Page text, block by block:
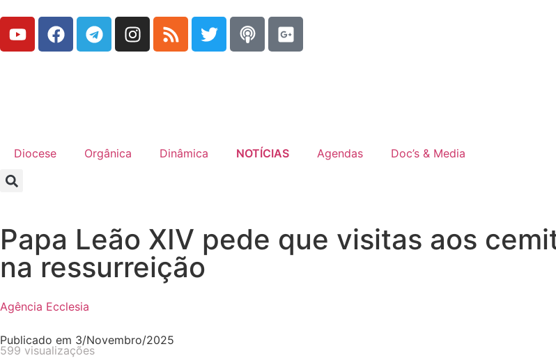
Diocese Orgânica Dinâmica NOTÍCIAS Agendas Doc’s & Media
Papa Leão XIV pede que visitas aos
na ressurreição
Agência Ecclesia
Publicado em 3/Novembro/2025
599 visualizações